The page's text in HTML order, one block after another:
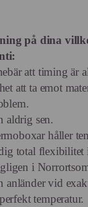
på dina
att timing är
att ta emot
aldrig sen.
håller
total flexibilitet
i
anländer vid
temperatur.